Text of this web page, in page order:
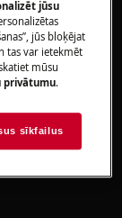
jūsu
jūs bloķējat
tas var ietekmēt
mūsu
privātumu.
sīkfailus